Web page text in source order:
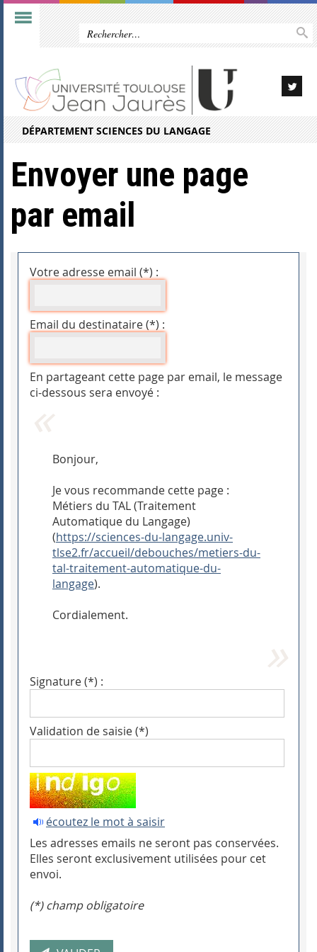
DÉPARTEMENT SCIENCES DU LANGAGE
Envoyer une page
par email
Votre adresse email (*) :
Email du destinataire (*) :
En partageant cette page par email, le message
ci-dessous sera envoyé :
Bonjour,
Je vous recommande cette page :
Métiers du TAL (Traitement
Automatique du Langage)
(https://sciences-du-langage.univ-
tlse2.fr/accueil/debouches/metiers-du-
tal-traitement-automatique-du-
langage).
Cordialement.
Signature (*) :
Validation de saisie (*)
écoutez le mot à saisir
Les adresses emails ne seront pas conservées.
Elles seront exclusivement utilisées pour cet
envoi.
(*) champ obligatoire